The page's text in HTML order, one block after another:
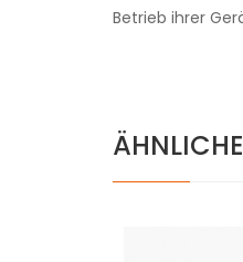
Betrieb ihrer